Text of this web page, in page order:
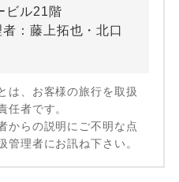
ビル21階
：藤上拓也・北口
は、お客様の旅行を取扱
任者です。
からの説明にご不明な点
管理者にお訊ね下さい。